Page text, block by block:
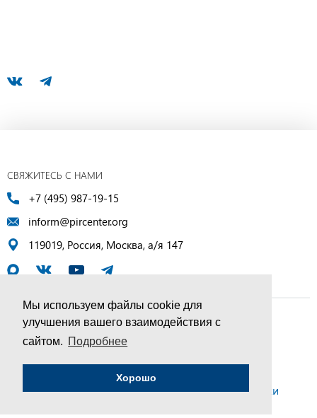
Мы используем файлы cookie для
улучшения вашего взаимодействия с
сайтом. Подробнее
Хорошо
СВЯЖИТЕСЬ С НАМИ
+7 (495) 987-19-15
inform@pircenter.org
119019, Россия, Москва, а/я 147
© ПИР-Центр, 1994–2025 | Все права защищены
Соглашение об обработке персональных данных
Политика конфиденциальности и условия обработки